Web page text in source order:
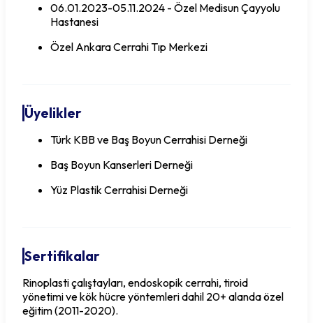
06.01.2023-05.11.2024 - Özel Medisun Çayyolu
Hastanesi
Özel Ankara Cerrahi Tıp Merkezi
Üyelikler
Türk KBB ve Baş Boyun Cerrahisi Derneği
Baş Boyun Kanserleri Derneği
Yüz Plastik Cerrahisi Derneği
Sertifikalar
Rinoplasti çalıştayları, endoskopik cerrahi, tiroid
yönetimi ve kök hücre yöntemleri dahil 20+ alanda özel
eğitim (2011-2020).